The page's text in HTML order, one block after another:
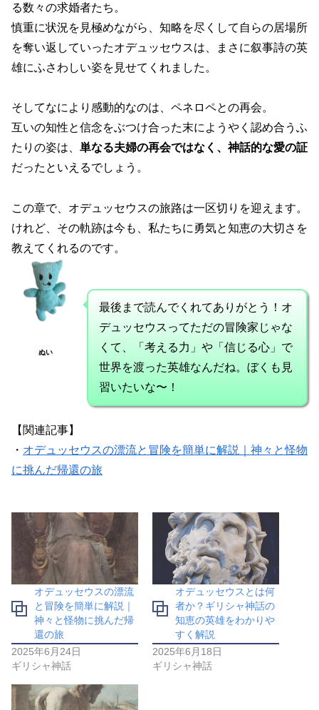
る数々の求婚者たち。
慎重に状況を見極めながら、知略を尽くして自らの居場所
を奪い返していったオデュッセウスは、まさに叙事詩の英
雄にふさわしい姿を見せてくれました。
そしてなにより感動的なのは、ペネロペとの再会。
互いの知性と信念をぶつけ合った末にようやく認め合うふ
たりの姿は、 単なる夫婦の再会ではなく、神話的な愛の証
だったといえるでしょう。
この章で、オデュッセウスの旅路は一区切りを迎えます。
けれど、その軌跡は今も、私たちに勇気と知恵の大切さを
教えてくれるのです。
ぬい
最後まで読んでくれてありがとう！オ
デュッセウスってただの冒険家じゃな
くて、「考える力」や「信じる心」で
世界を渡った英雄なんだね。ぼくも見
習いたいな〜！
【関連記事】
・ オデュッセウスの漂流と冒険を簡単に解説｜神々と怪物
に挑んだ帰還の旅
オデュッセウスの漂流
と冒険を簡単に解説｜
神々と怪物に挑んだ帰
還の旅
2025年6月24日
ギリシャ神話
オデュッセウスとは何
者か？ギリシャ神話の
知恵の英雄をわかりや
すく解説
2025年6月18日
ギリシャ神話